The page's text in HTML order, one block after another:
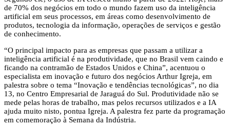
de 70% dos negócios em todo o mundo fazem uso da inteligência
artificial em seus processos, em áreas como desenvolvimento de
produtos, tecnologia da informação, operações de serviços e gestão
de conhecimento.
“O principal impacto para as empresas que passam a utilizar a
inteligência artificial é na produtividade, que no Brasil vem caindo e
ficando na contramão de Estados Unidos e China”, acentuou o
especialista em inovação e futuro dos negócios Arthur Igreja, em
palestra sobre o tema “Inovação e tendências tecnológicas”, no dia
13, no Centro Empresarial de Jaraguá do Sul. Produtividade não se
mede pelas horas de trabalho, mas pelos recursos utilizados e a IA
ajuda muito nisto, pontua Igreja. A palestra fez parte da programação
em comemoração à Semana da Indústria.